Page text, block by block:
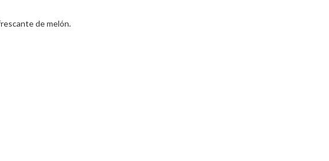
de melón.